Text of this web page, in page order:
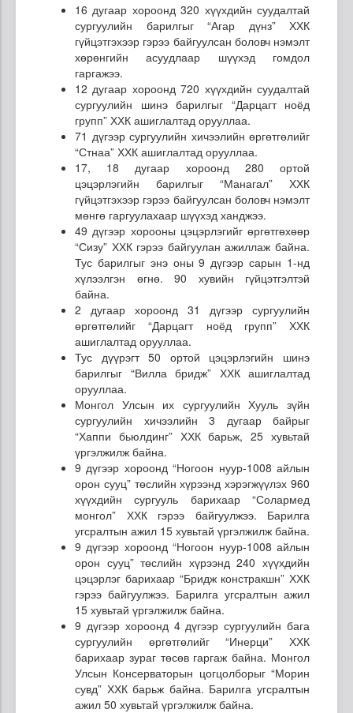
16 дугаар хороонд 320 хүүхдийн суудалтай
сургуулийн барилгыг “Агар дүнз” ХХК
гүйцэтгэхээр гэрээ байгуулсан боловч нэмэлт
хөрөнгийн асуудлаар шүүхэд гомдол
гаргажээ.
12 дугаар хороонд 720 хүүхдийн суудалтай
сургуулийн шинэ барилгыг “Дарцагт ноёд
групп” ХХК ашиглалтад орууллаа.
71 дүгээр сургуулийн хичээлийн өргөтгөлийг
“Стнаа” ХХК ашиглалтад орууллаа.
17, 18 дугаар хороонд 280 ортой
цэцэрлэгийн барилгыг “Манагал” ХХК
гүйцэтгэхээр гэрээ байгуулсан боловч нэмэлт
мөнгө гаргуулахаар шүүхэд ханджээ.
49 дүгээр хорооны цэцэрлэгийг өргөтгөхөөр
“Сизу” ХХК гэрээ байгуулан ажиллаж байна.
Тус барилгыг энэ оны 9 дүгээр сарын 1-нд
хүлээлгэн өгнө. 90 хувийн гүйцэтгэлтэй
байна.
2 дугаар хороонд 31 дүгээр сургуулийн
өргөтгөлийг “Дарцагт ноёд групп” ХХК
ашиглалтад орууллаа.
Тус дүүрэгт 50 ортой цэцэрлэгийн шинэ
барилгыг “Вилла бридж” ХХК ашиглалтад
орууллаа.
Монгол Улсын их сургуулийн Хууль зүйн
сургуулийн хичээлийн 3 дугаар байрыг
“Хаппи бьюлдинг” ХХК барьж, 25 хувьтай
үргэлжилж байна.
9 дүгээр хороонд “Ногоон нуур-1008 айлын
орон сууц” төслийн хүрээнд хэрэгжүүлэх 960
хүүхдийн сургууль барихаар “Солармед
монгол” ХХК гэрээ байгуулжээ. Барилга
угсралтын ажил 15 хувьтай үргэлжилж байна.
9 дүгээр хороонд “Ногоон нуур-1008 айлын
орон сууц” төслийн хүрээнд 240 хүүхдийн
цэцэрлэг барихаар “Бридж констракшн” ХХК
гэрээ байгуулжээ. Барилга угсралтын ажил
15 хувьтай үргэлжилж байна.
9 дүгээр хороонд 4 дүгээр сургуулийн бага
сургуулийн өргөтгөлийг “Инерци” ХХК
барихаар зураг төсөв гаргаж байна. Монгол
Улсын Консерваторын цогцолборыг “Морин
сувд” ХХК барьж байна. Барилга угсралтын
ажил 50 хувьтай үргэлжилж байна.